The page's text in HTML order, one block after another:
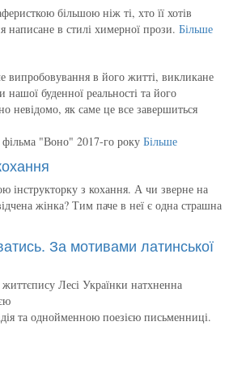
більшою ніж ті, хто її хотів
написане в стилі химерної прози. Більше
випробовування в його житті, викликане
буденної реальності та його
невідомо, як саме це все завершиться
фільма "Воно" 2017-го року Більше
інструкторку з кохання. А чи зверне на
жінка? Тим паче в неї є одна страшна
За мотивами латинської
життєпису Лесі Українки натхненна
та однойменною поезією письменниці.